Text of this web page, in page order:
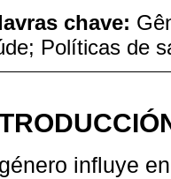
chave:
Políticas de
influye